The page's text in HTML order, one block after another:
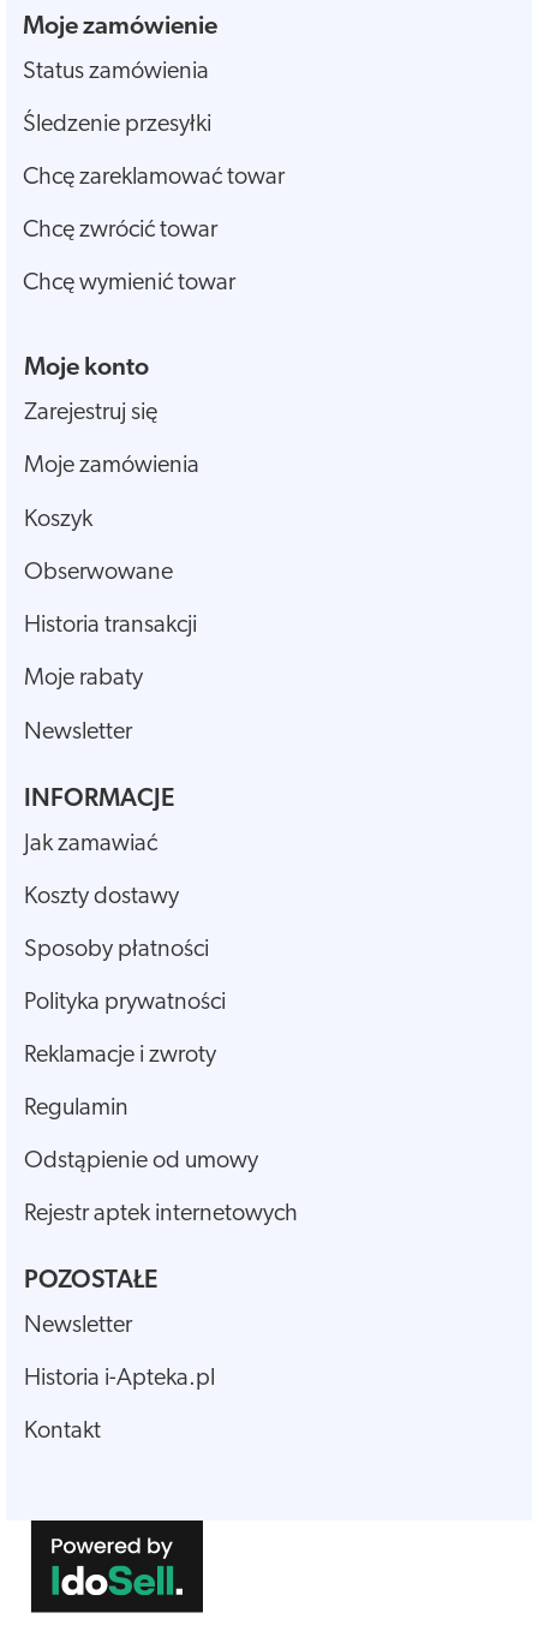
Moje zamówienie
Status zamówienia
Śledzenie przesyłki
Chcę zareklamować towar
Chcę zwrócić towar
Chcę wymienić towar
Moje konto
Zarejestruj się
Moje zamówienia
Koszyk
Obserwowane
Historia transakcji
Moje rabaty
Newsletter
INFORMACJE
Jak zamawiać
Koszty dostawy
Sposoby płatności
Polityka prywatności
Reklamacje i zwroty
Regulamin
Odstąpienie od umowy
Rejestr aptek internetowych
POZOSTAŁE
Newsletter
Historia i-Apteka.pl
Kontakt